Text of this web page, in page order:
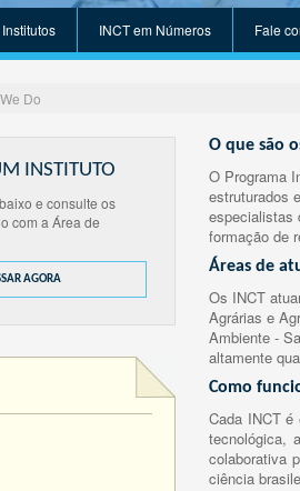
Institutos INCT em Números Fale
Do
INSTITUTO
e consulte os
com a Área de
AGORA
O que são
O Programa
estruturados
especialistas
formação de
Áreas de
Os INCT
Agrárias e
Ambiente -
altamente
Como
Cada INCT
tecnológica,
colaborativa
ciência